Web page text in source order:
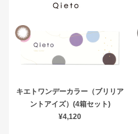
キエトワンデーカラー（ブリリア
ントアイズ）(4箱セット)
¥4,120